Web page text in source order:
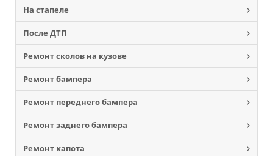
На стапеле
После ДТП
Ремонт сколов на кузове
Ремонт бампера
Ремонт переднего бампера
Ремонт заднего бампера
Ремонт капота